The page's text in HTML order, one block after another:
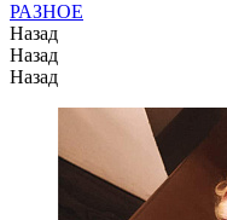
РАЗНОЕ
Назад
Назад
Назад